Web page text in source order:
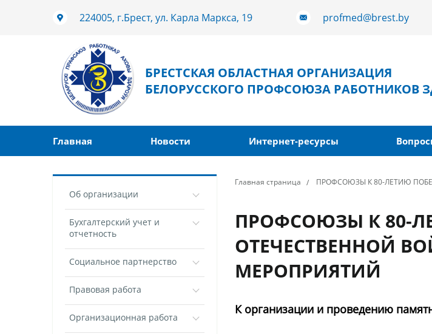
224005, г.Брест, ул. Карла Маркса, 19 profmed@brest.by
БРЕСТСКАЯ ОБЛАСТНАЯ ОРГАНИЗАЦИЯ
БЕЛОРУССКОГО ПРОФСОЮЗА РАБОТНИКОВ
Главная Новости Интернет-ресурсы
Об организации
Бухгалтерский учет и
отчетность
Социальное партнерство
Правовая работа
Организационная работа
Главная страница ПРОФСОЮЗЫ К 80-ЛЕТИЮ
ПРОФСОЮЗЫ К 80-
ОТЕЧЕСТВЕННОЙ
МЕРОПРИЯТИЙ
К организации и проведению